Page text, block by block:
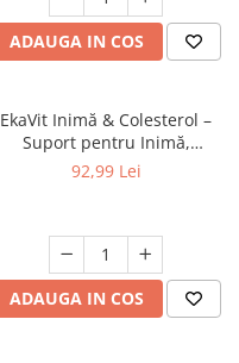
ADAUGA IN COS
EkaVit Inimă & Colesterol –
Suport pentru Inimă,
Circulație și Vitalitate1 Litru
92,99 Lei
ADAUGA IN COS